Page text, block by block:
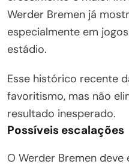
Werder Bremen já
especialmente em
estádio.
Esse histórico recente
favoritismo, mas não
resultado inesperado.
Possíveis escalações
O Werder Bremen